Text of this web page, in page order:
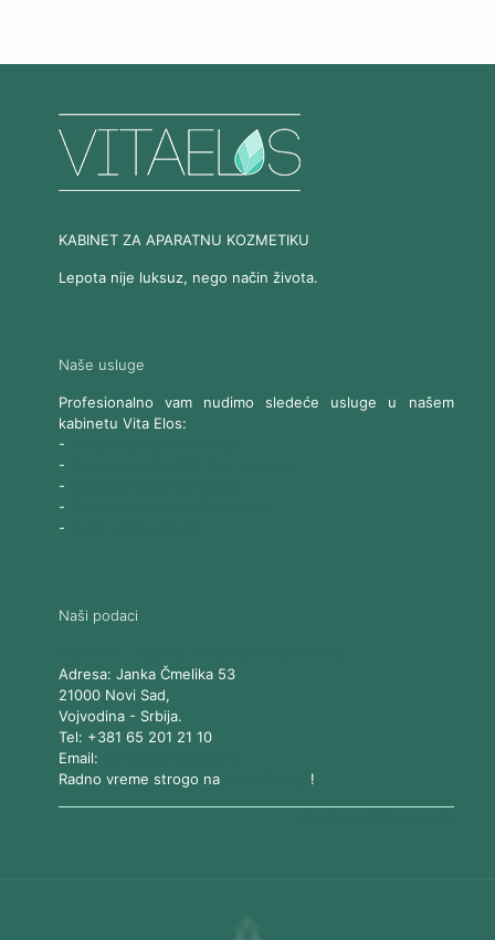
KABINET ZA APARATNU KOZMETIKU
Lepota nije luksuz, nego način života.
Naše usluge
Profesionalno vam nudimo sledeće usluge u našem
kabinetu Vita Elos:
-
-
-
-
-
Naši podaci
Adresa: Janka Čmelika 53
21000 Novi Sad,
Vojvodina- Srbija.
Tel: +381 65 201 21 10
Email:
Radno vreme strogo na
!